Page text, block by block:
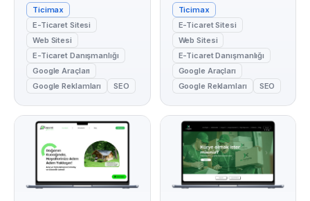
Ticimax
E-Ticaret Sitesi
Web Sitesi
E-Ticaret Danışmanlığı
Google Araçları
Google Reklamları
SEO
Ticimax
E-Ticaret Sitesi
Web Sitesi
E-Ticaret Danışmanlığı
Google Araçları
Google Reklamları
SEO